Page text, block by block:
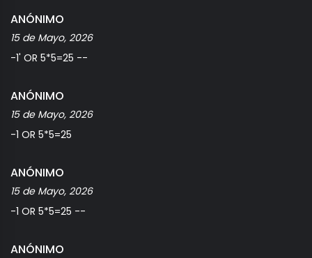
ANÓNIMO
15 de Mayo, 2026
-1' OR 5*5=25 --
ANÓNIMO
15 de Mayo, 2026
-1 OR 5*5=25
ANÓNIMO
15 de Mayo, 2026
-1 OR 5*5=25 --
ANÓNIMO